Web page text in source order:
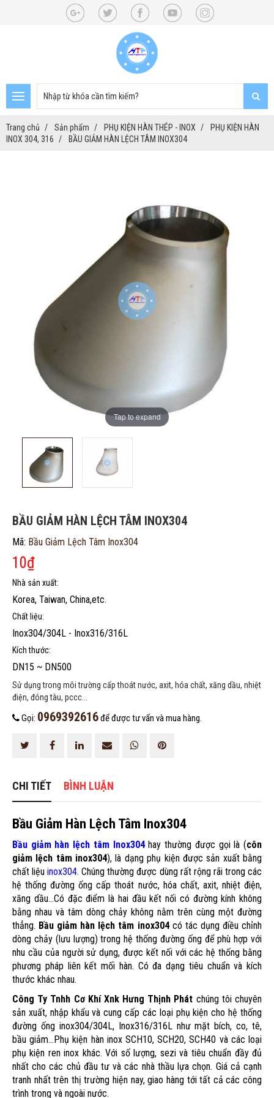
Trang chủ Sản phẩm PHỤ KIỆN HÀN THÉP - INOX
PHỤ KIỆN HÀN
INOX 304, 316
BẦU GIẢM HÀN LỆCH TÂM INOX304
Tap to expand
BẦU GIẢM HÀN LỆCH TÂM INOX304
Mã: Bầu Giảm Lệch Tâm Inox304
10₫
Nhà sản xuất:
Korea, Taiwan, China,etc.
Chất liệu:
Inox304/304L - Inox316/316L
Kích thước:
DN15 ~ DN500
Sử dụng trong môi trường cấp thoát nước, axit, hóa chất, xăng dầu, nhiệt
điện, đóng tàu, pccc...
Gọi: 0969392616để được tư vấn và mua hàng.
CHI TIẾT BÌNH LUẬN
Bầu Giảm Hàn Lệch Tâm Inox304
Bầu giảm hàn lệch tâm Inox304hay thường được gọi là (côn
giảm lệch tâm inox304), là dạng phụ kiện được sản xuất bằng
chất liệuinox304. Chúng thường được dùng rất rộng rãi trong các
hệ thống đường ống cấp thoát nước, hóa chất, axit, nhiệt điện,
xăng dầu...Có đặc điểm là hai đầu kết nối có đường kính không
bằng nhau và tâm dòng chảy không nằm trên cùng một đường
thẳng. Bầu giảm hàn lệch tâm inox304có tác dụng điều chỉnh
dòng chảy (lưu lượng) trong hệ thống đường ống để phù hợp với
nhu cầu của người sử dụng, được kết nối với các hệ thống bằng
phương pháp liên kết mối hàn. Có đa dạng tiêu chuẩn và kích
thước khác nhau.
Công Ty Tnhh Cơ Khí Xnk Hưng Thịnh Phát chúng tôi chuyên
sản xuất, nhập khẩu và cung cấp các loại phụ kiện cho hệ thống
đường ống inox304/304L, Inox316/316L như mặt bích, co, tê,
bầu giảm...Phụ kiện hàn inox SCH10, SCH20, SCH40 và các loại
phụ kiện ren inox khác. Với số lượng, sezi và tiêu chuẩn đầy đủ
nhất cho các chủ đầu tư và các nhà thầu lựa chọn. Giá cả cạnh
tranh nhất trên thị trường hiện nay, giao hàng tới tất cả các công
trình trong và ngoài nước.
ĐĂNG KÝ TƯ VẤN MIỄN PHÍ
HOÀN THÀNH
Đăng ký tư vấn trực tiếp 24/7: